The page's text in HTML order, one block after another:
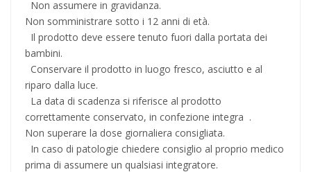
Non assumere in gravidanza.
Non somministrare sotto i 12 anni di età.
Il prodotto deve essere tenuto fuori dalla portata dei
bambini.
Conservare il prodotto in luogo fresco, asciutto e al
riparo dalla luce.
La data di scadenza si riferisce al prodotto
correttamente conservato, in confezione integra .
Non superare la dose giornaliera consigliata.
In caso di patologie chiedere consiglio al proprio medico
prima di assumere un qualsiasi integratore.